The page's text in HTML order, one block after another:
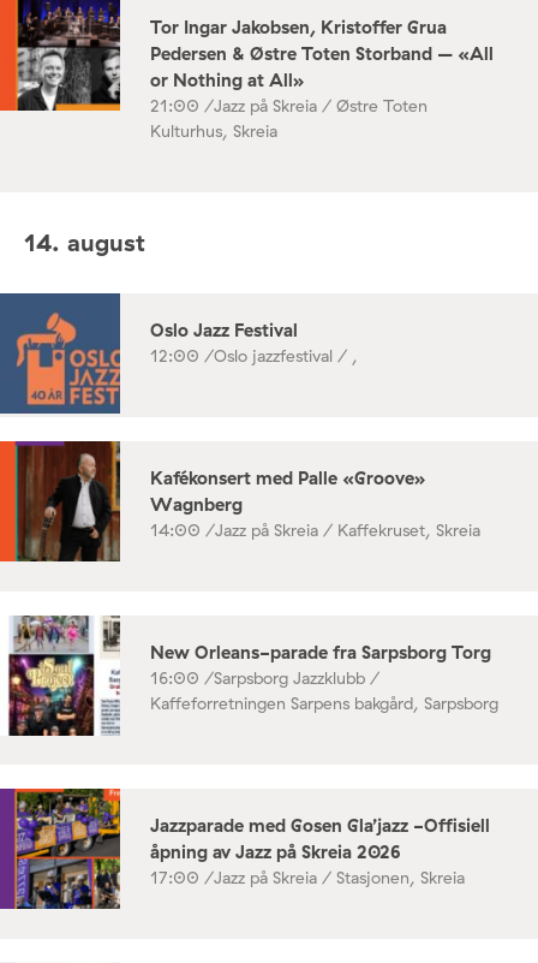
Tor Ingar Jakobsen, Kristoffer Grua
Pedersen & Østre Toten Storband – «All
or Nothing at All»
21:00 /Jazz på Skreia / Østre Toten
Kulturhus, Skreia
14. august
Oslo Jazz Festival
12:00 /Oslo jazzfestival / ,
Kafékonsert med Palle «Groove»
Wagnberg
14:00 /Jazz på Skreia / Kaffekruset, Skreia
New Orleans-parade fra Sarpsborg Torg
16:00 /Sarpsborg Jazzklubb /
Kaffeforretningen Sarpens bakgård, Sarpsborg
Jazzparade med Gosen Gla’jazz -Offisiell
åpning av Jazz på Skreia 2026
17:00 /Jazz på Skreia / Stasjonen, Skreia